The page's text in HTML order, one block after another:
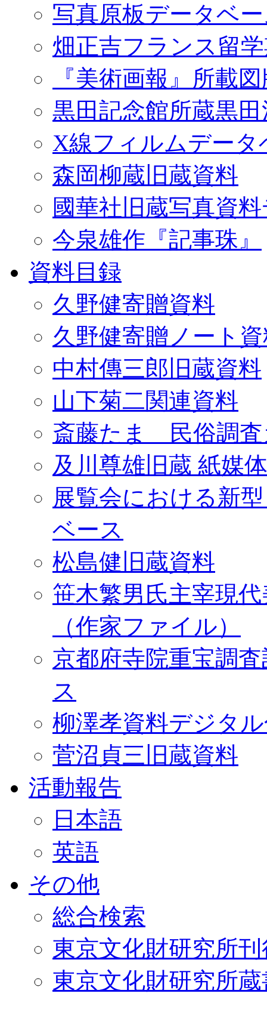
写真原板データベ
畑正吉フランス留
『美術画報』所載
黒田記念館所蔵黒
X線フィルムデータ
森岡柳蔵旧蔵資料
國華社旧蔵写真資
今泉雄作『記事珠』
資料目録
久野健寄贈資料
久野健寄贈ノート
中村傳三郎旧蔵資料
山下菊二関連資料
斎藤たま 民俗調査
及川尊雄旧蔵 紙媒
展覧会における新
ベース
松島健旧蔵資料
笹木繁男氏主宰現
（作家ファイル）
京都府寺院重宝調
ス
柳澤孝資料デジタ
菅沼貞三旧蔵資料
活動報告
日本語
英語
その他
総合検索
東京文化財研究所
東京文化財研究所